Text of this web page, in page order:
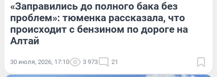
«Заправились до полного бака без
проблем»: тюменка рассказала, что
происходит с бензином по дороге на
Алтай
30 июля, 2026, 17:10 3 973 21